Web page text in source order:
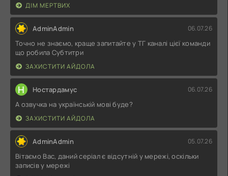
ДІМ МЕРТВИХ
AdminAdmin 06.07.26
Точно не знаємо, краще запитайте у ТГ каналі цієї команди
що робила Субтитри
ЗАХИСТИТИ АЙДОЛА
Н Ностардамус 06.07.26
А озвучка на українській мові буде?
ЗАХИСТИТИ АЙДОЛА
AdminAdmin 05.07.26
Вітаємо Вас, даний серіал є відсутній у мережі, оскільки
записів у мережі